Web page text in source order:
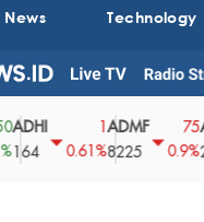
Technology
0.61%
ADMF
8225
75
0.9%
ADMG
214